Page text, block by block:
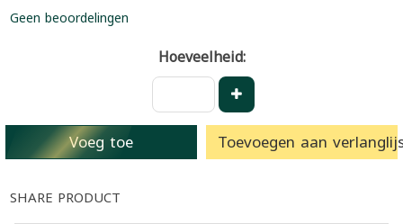
Geen beoordelingen
Hoeveelheid:
Voeg toe Toevoegen aan
SHARE PRODUCT